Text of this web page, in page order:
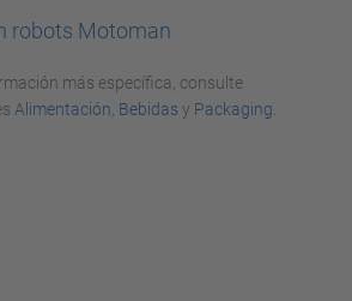
Platform
robots Motoman
más específica, consulte
Alimentación Bebidas y Packaging